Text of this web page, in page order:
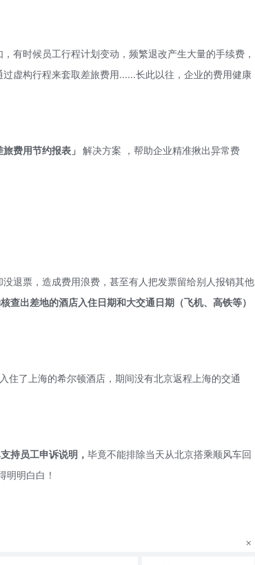
有时候员工行程计划变动，频繁退改产生大量的手续费，
虚构行程来套取差旅费用......长此以往，企业的费用健康
旅费用节约报表」解决方案 ，帮助企业精准揪出异常费
退票，造成费用浪费，甚至有人把发票留给别人报销其他
查出差地的酒店入住日期和大交通日期（飞机、高铁等）
住了上海的希尔顿酒店，期间没有北京返程上海的交通
持员工申诉说明，毕竟不能排除当天从北京搭乘顺风车回
明明白白！